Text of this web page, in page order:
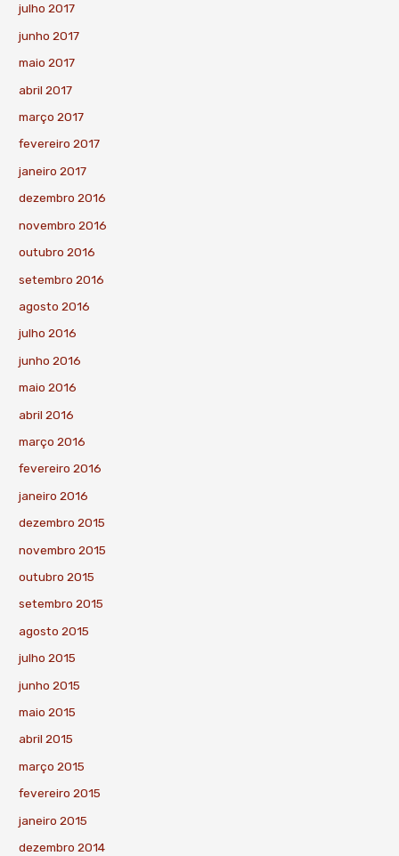
julho 2017
junho 2017
maio 2017
abril 2017
março 2017
fevereiro 2017
janeiro 2017
dezembro 2016
novembro 2016
outubro 2016
setembro 2016
agosto 2016
julho 2016
junho 2016
maio 2016
abril 2016
março 2016
fevereiro 2016
janeiro 2016
dezembro 2015
novembro 2015
outubro 2015
setembro 2015
agosto 2015
julho 2015
junho 2015
maio 2015
abril 2015
março 2015
fevereiro 2015
janeiro 2015
dezembro 2014